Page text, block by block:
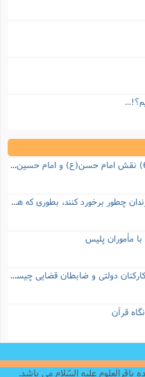
تعامل اعراب مسلمان و ایرانیان (6) نقش امام حسن(ع) و امام حسین(ع) در فتح ایران
اگر والدین به فرزندان ستم کنند فرزندان چطور برخورد کنند، بطوری که هم موجب ناراحتی آنها نشود و هم بتوانند آنها را امر به معروف و نهی از منکر کنند، و اگر نصیحت تأثیر نداشت چطور باید با آنها برخورد کرد؟
مأموران پلیس
مجازات‌ توهین به افراد، مسئولان، کارکنان دولتی و ضابطان قضایی چیست؟
قرآن
علیه السّلام می باشد.